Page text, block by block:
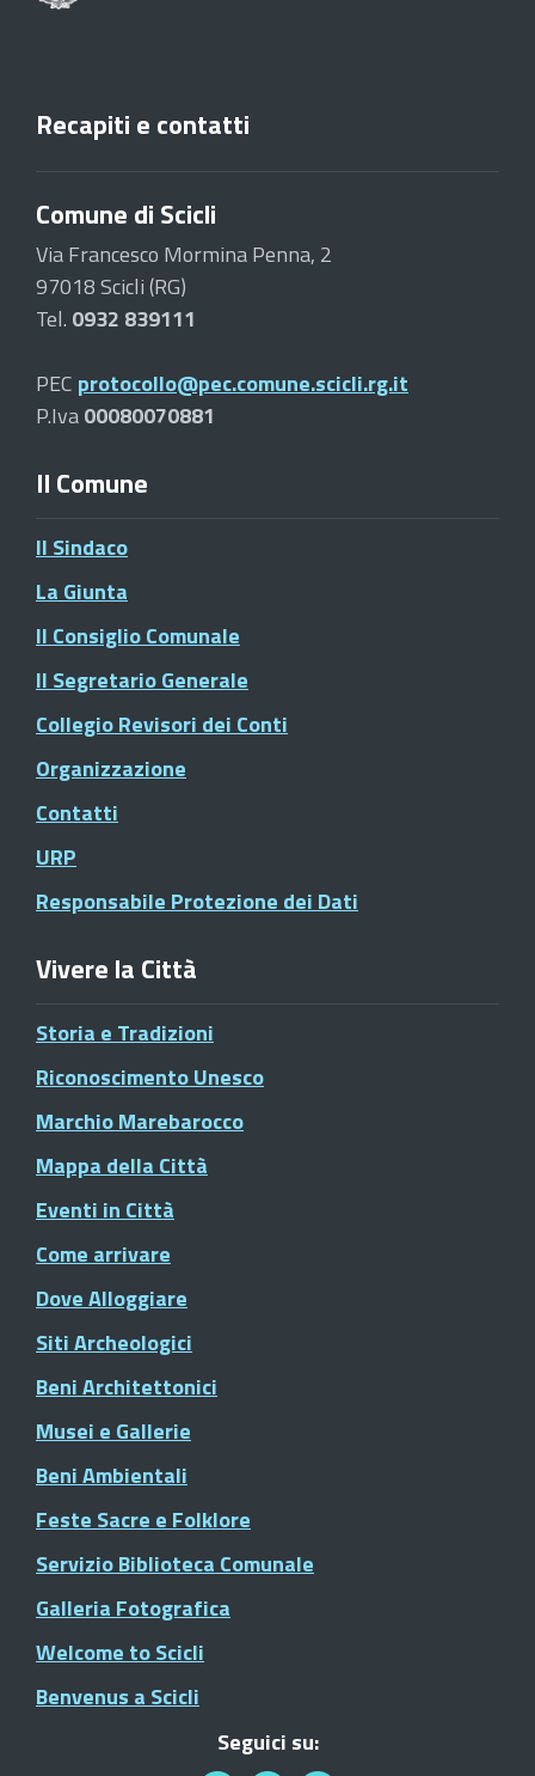
Recapiti e contatti
Comune di Scicli
Via Francesco Mormina Penna, 2
97018 Scicli (RG)
Tel. 0932 839111
PEC protocollo@pec.comune.scicli.rg.it
P.Iva00080070881
Il Comune
Il Sindaco
La Giunta
Il Consiglio Comunale
Il Segretario Generale
Collegio Revisori dei Conti
Organizzazione
Contatti
URP
Responsabile Protezione dei Dati
Vivere la Città
Storia e Tradizioni
Riconoscimento Unesco
Marchio Marebarocco
Mappa della Città
Eventi in Città
Come arrivare
Dove Alloggiare
Siti Archeologici
Beni Architettonici
Musei e Gallerie
Beni Ambientali
Feste Sacre e Folklore
Servizio Biblioteca Comunale
Galleria Fotografica
Welcome to Scicli
Benvenus a Scicli
Seguici su: